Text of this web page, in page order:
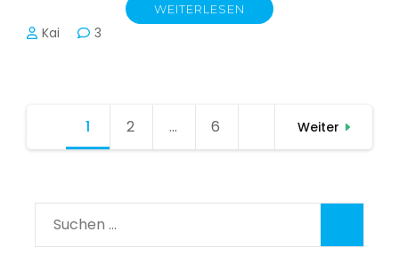
WEITERLESEN
Kai 3
Seitennummerierung
1 Seite
2 … Seite
6 Weiter
Suchen
nach: